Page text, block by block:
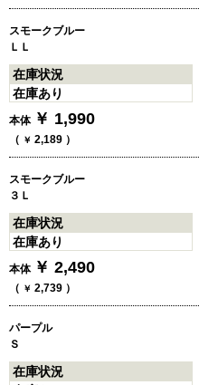
スモークブルー
ＬＬ
在庫状況
在庫あり
本体 ￥ 1,990
（ ￥ 2,189 ）
スモークブルー
３Ｌ
在庫状況
在庫あり
本体 ￥ 2,490
（ ￥ 2,739 ）
パープル
Ｓ
在庫状況